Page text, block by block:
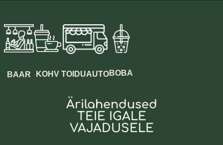
BAAR KOHV TOIDUAUTOBOBA
Ärilahendused
TEIE IGALE
VAJADUSELE